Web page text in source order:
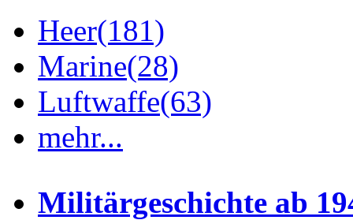
Heer(181)
Marine(28)
Luftwaffe(63)
mehr...
Militärgeschichte ab